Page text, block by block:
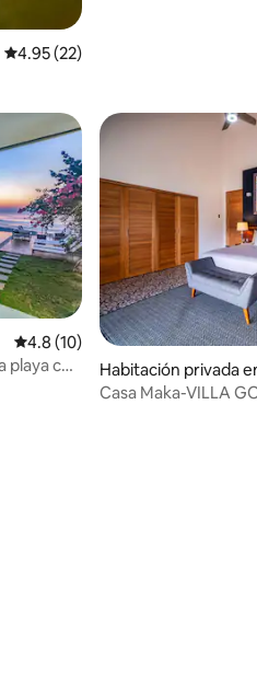
Calificación promedio: 4.95 de 5,
4.95 (22)
Calificación promedio: 4.8 de 5,
4.8 (10)
con
Habitación privada
cita
Casa Maka-VILLA